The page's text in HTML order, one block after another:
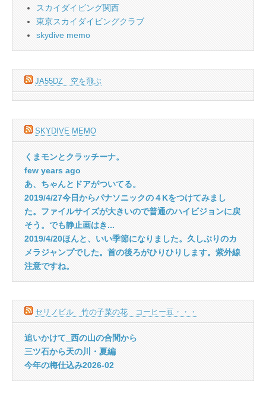
スカイダイビング関西
東京スカイダイビングクラブ
skydive memo
JA55DZ 空を飛ぶ
SKYDIVE MEMO
くまモンとクラッチーナ。
few years ago
あ、ちゃんとドアがついてる。
2019/4/27今日からパナソニックの４Kをつけてみまし
た。ファイルサイズが大きいので普通のハイビジョンに戻
そう。でも静止画はき...
2019/4/20ほんと、いい季節になりました。久しぶりのカ
メラジャンプでした。首の後ろがひりひりします。紫外線
注意ですね。
セリノビル 竹の子菜の花 コーヒー豆・・・
追いかけて_西の山の合間から
三ツ石から天の川・夏編
今年の梅仕込み2026-02